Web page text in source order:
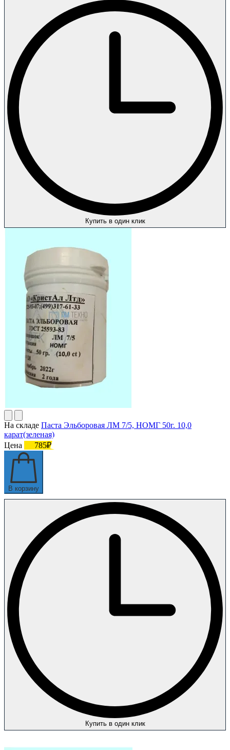
Купить в один клик
На складе Паста Эльборовая ЛМ 7/5, НОМГ 50г. 10,0
карат(зеленая)
Цена
785₽
В корзину
Купить в один клик